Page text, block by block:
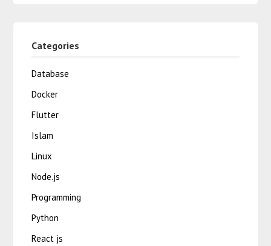
Categories
Database
Docker
Flutter
Islam
Linux
Node.js
Programming
Python
React js